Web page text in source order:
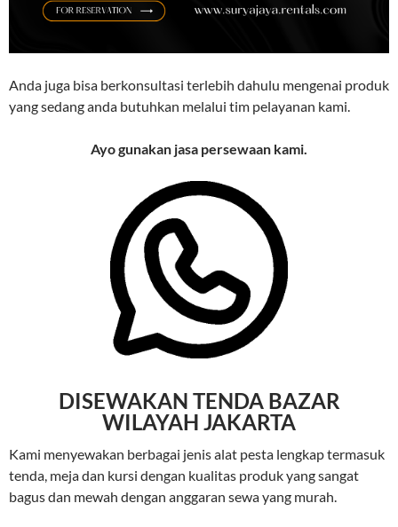
Anda juga bisa berkonsultasi terlebih dahulu mengenai produk
yang sedang anda butuhkan melalui tim pelayanan kami.
Ayo gunakan jasa persewaan kami.
DISEWAKAN TENDA BAZAR
WILAYAH JAKARTA
Kami menyewakan berbagai jenis alat pesta lengkap termasuk
tenda, meja dan kursi dengan kualitas produk yang sangat
bagus dan mewah dengan anggaran sewa yang murah.